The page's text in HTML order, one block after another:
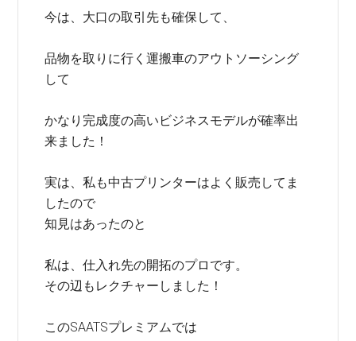
今は、大口の取引先も確保して、
品物を取りに行く運搬車のアウトソーシング
して
かなり完成度の高いビジネスモデルが確率出
来ました！
実は、私も中古プリンターはよく販売してま
したので
知見はあったのと
私は、仕入れ先の開拓のプロです。
その辺もレクチャーしました！
このSAATSプレミアムでは